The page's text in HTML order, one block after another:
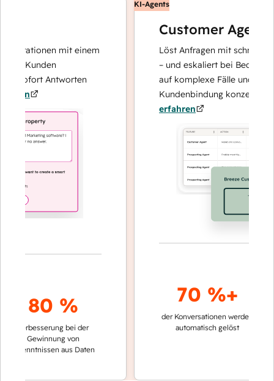
mit einem
Kunden
Antworten
80 %
bei der
Gewinnung von
aus Daten
KI-Agents
Customer Agent
Löst Anfragen mit schnellen,
– und eskaliert bei Bedarf,
auf komplexe Fälle und den
Kundenbindung konzentrieren
erfahren
70 %+
der Konversationen werden
automatisch gelöst